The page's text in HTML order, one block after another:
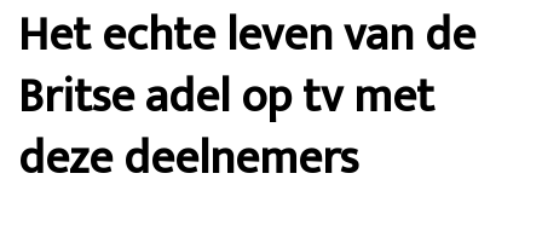
Het echte leven van de
Britse adel op tv met
deze deelnemers